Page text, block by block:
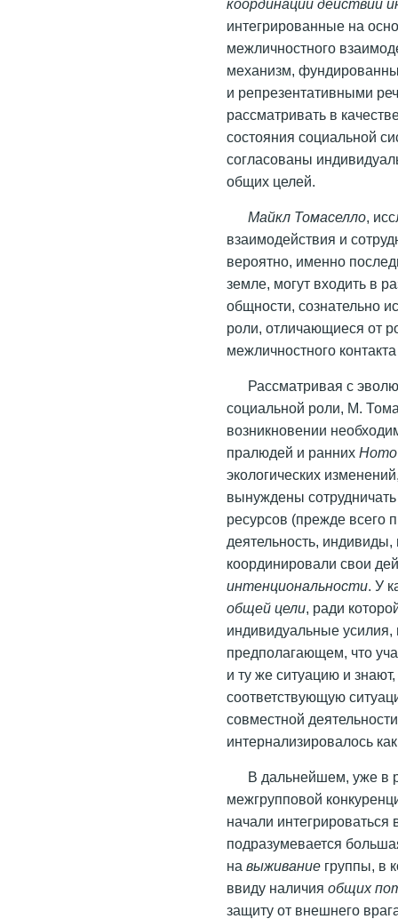
координации действий
интегрированные на
межличностного
механизм,
и репрезентативными
рассматривать в
состояния социальной
согласованы
общих целей.
Майкл Томаселло,
взаимодействия и
вероятно, именно
земле, могут входить в
общности, сознательно
роли, отличающиеся от
межличностного
Рассматривая с
социальной роли, М.
возникновении
пралюдей и раннихHomo
экологических
вынуждены
ресурсов (прежде всего
деятельность,
координировали свои
интенциональности. У
общей цели, ради
индивидуальные
предполагающем, что
и ту же ситуацию и
соответствующую
совместной
интернализировалось
В дальнейшем, уже в
межгрупповой
начали
подразумевается
навыживание группы, в
ввиду наличияобщих
защиту от внешнего